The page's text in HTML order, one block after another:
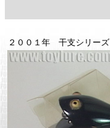
２００１年 干支シリーズ